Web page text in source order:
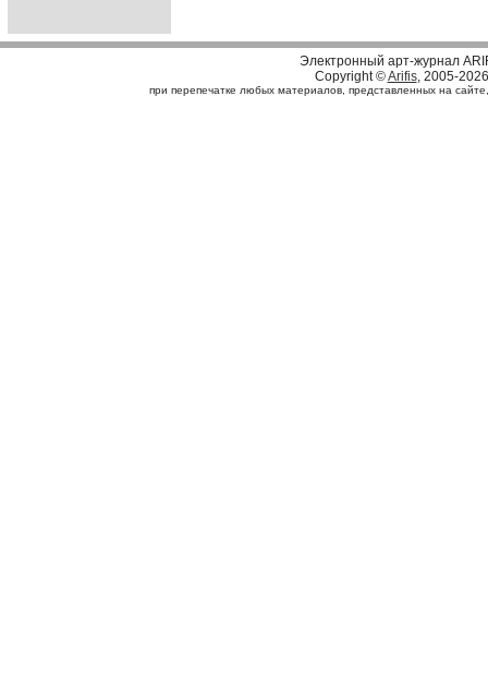
Электронный арт-журнал
Copyright ©Arifis, 2005-2026
при перепечатке любых материалов, представленных на